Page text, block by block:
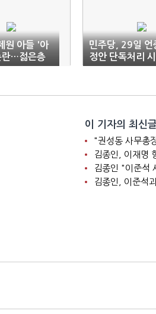
원 아들 '아
란…젊은층
민주당, 29일 언
정안 단독처리 시
사…"미룰 수 없
이 기자의 최신
"권성동 사무총
김종인, 이재명
김종인 "이준석
김종인, 이준석